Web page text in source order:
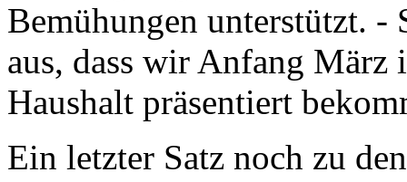
Bemühungen unterstützt. -
aus, dass wir Anfang März
Haushalt präsentiert
Ein letzter Satz noch zu